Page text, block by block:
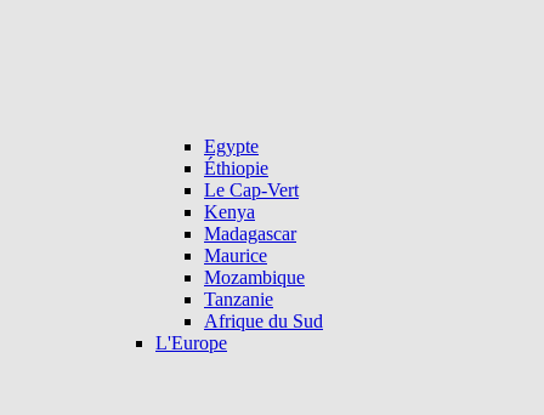
Egypte
Éthiopie
Le Cap-Vert
Kenya
Madagascar
Maurice
Mozambique
Tanzanie
Afrique du Sud
L'Europe